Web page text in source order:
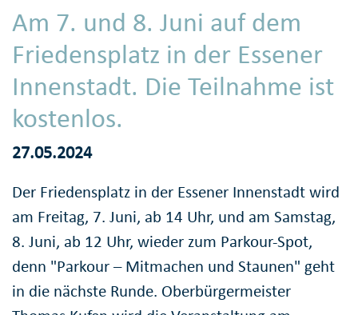
Am 7. und 8. Juni auf dem
Friedensplatz in der Essener
Innenstadt. Die Teilnahme ist
kostenlos.
27.05.2024
Der Friedensplatz in der Essener Innenstadt wird
am Freitag, 7. Juni, ab 14 Uhr, und am Samstag,
8. Juni, ab 12 Uhr, wieder zum Parkour-Spot,
denn "Parkour – Mitmachen und Staunen" geht
in die nächste Runde. Oberbürgermeister